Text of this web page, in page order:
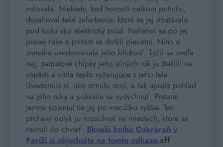
milovala. Niekedy, keď hovorili celkom potichu,
dosahoval také zafarbenie, ktoré sa jej dostávalo
pod kožu ako elektrický prúd. Natiahol sa po jej
pravej ruke a pritom sa dotkli plecami. Nina si
zreteľne uvedomovala jeho blízkosť. Týčil sa vedľa
nej, zamatové chĺpky jeho silných rúk ju šteklili na
zápästí a cítila teplo vyžarujúce z jeho tela.
Uvedomila si, ako strnulo stojí, a tak uprela pohľad
na jeho ruku a pokúsila sa vydýchnuť. Prstami
jemne posunul tie jej po vrecúšku vyššie. Ten
prchavý dotyk ju rozochvel na miestach, ktoré sa
nemali čo chvieť. Skvelú knihu Cukráreň v
Paríži si objednáte na tomto odkaze.xff